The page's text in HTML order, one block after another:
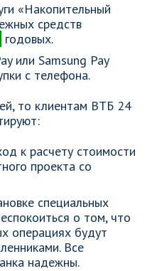
«Накопительный
средств
годовых.
или Samsung Pay
с телефона.
то клиентам ВТБ 24
к расчету стоимости
проекта со
специальных
о том, что
операциях будут
Все
надежны.